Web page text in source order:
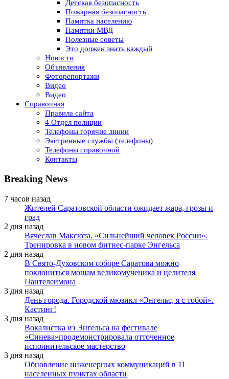
Детская безопасность
Пожарная безопасность
Памятка населению
Памятки МВД
Полезные советы
Это должен знать каждый
Новости
Объявления
Фоторепортажи
Видео
Видео
Справочная
Правила сайта
4 Отдел полиции
Телефоны горячие линии
Экстренные службы (телефоны)
Телефоны справочной
Контакты
Breaking News
7 часов назад
Жителей Саратовской области ожидает жара, грозы и
град
2 дня назад
Вячеслав Максюта. «Сильнейший человек России».
Тренировка в новом фитнес-парке Энгельса
2 дня назад
В Свято-Духовском соборе Саратова можно
поклониться мощам великомученика и целителя
Пантелеимона
3 дня назад
День города. Городской мюзикл «Энгельс, я с тобой».
Кастинг!
3 дня назад
Вокалистка из Энгельса на фестивале
«Синева»продемонстрировала отточенное
исполнительское мастерство
3 дня назад
Обновление инженерных коммуникаций в 11
населенных пунктах области